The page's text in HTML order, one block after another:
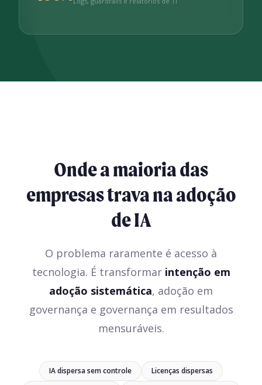
Onde a maioria das
empresas trava na adoção
de IA
O problema raramente é acesso à
tecnologia. É transformar intenção em
adoção sistemática, adoção em
governança e governança em resultados
mensuráveis.
IA dispersa sem controle
Licenças dispersas